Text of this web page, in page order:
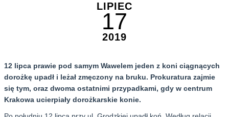
LIPIEC
17
2019
12 lipca prawie pod samym Wawelem jeden z koni ciągnących
dorożkę upadł i leżał zmęczony na bruku. Prokuratura zajmie
się tym, oraz dwoma ostatnimi przypadkami, gdy w centrum
Krakowa ucierpiały dorożkarskie konie.